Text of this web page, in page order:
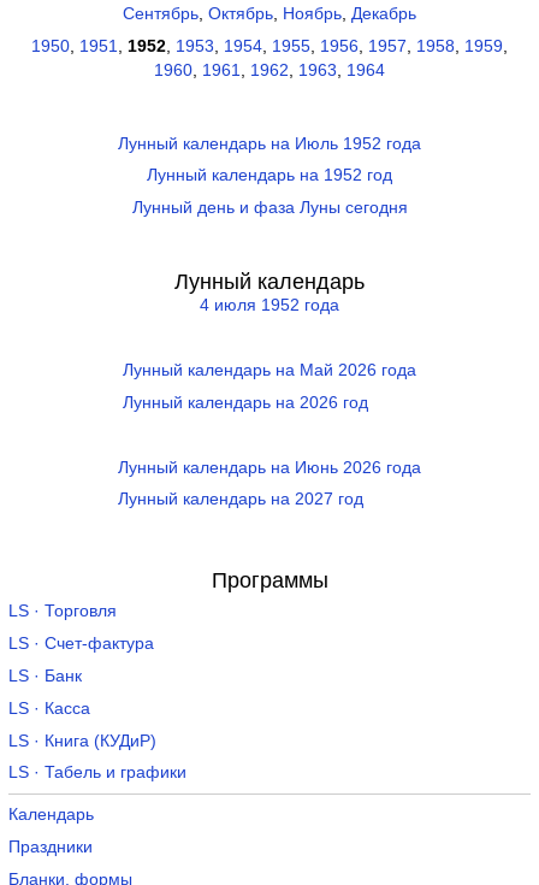
Сентябрь Октябрь Ноябрь Декабрь
1950 1951 1952 1953 1954 1955 1956 1957 1958 1959
1960 1961 1962 1963 1964
Лунный календарь на Июль 1952 года
Лунный календарь на 1952 год
Лунный день и фаза Луны сегодня
Лунный календарь
4 июля 1952 года
Лунный календарь на Май 2026 года
Лунный календарь на 2026 год
Лунный календарь на Июнь 2026 года
Лунный календарь на 2027 год
Программы
LS · Торговля
LS · Счет-фактура
LS · Банк
LS · Касса
LS · Книга (КУДиР)
LS · Табель и графики
Календарь
Праздники
Бланки, формы